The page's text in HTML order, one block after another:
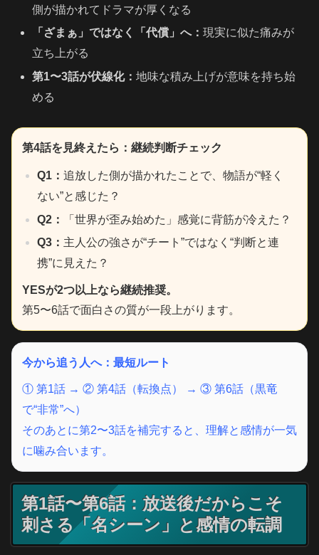
側が描かれてドラマが厚くなる
「ざまぁ」ではなく「代償」へ：現実に似た痛みが
立ち上がる
第1〜3話が伏線化：地味な積み上げが意味を持ち始
める
第4話を見終えたら：継続判断チェック
Q1：追放した側が描かれたことで、物語が“軽く
ない”と感じた？
Q2：
「世界が歪み始めた」感覚に背筋が冷えた？
Q3： 主人公の強さが“チート”ではなく“判断と連
携”に見えた？
YESが2つ以上なら継続推奨。
第5〜6話で面白さの質が一段上がります。
今から追う人へ：最短ルート
① 第1話 → ② 第4話（転換点） → ③ 第6話（黒竜
で“非常”へ）
そのあとに第2〜3話を補完すると、理解と感情が一気
に噛み合います。
第1話〜第6話：放送後だからこそ
刺さる「名シーン」と感情の転調